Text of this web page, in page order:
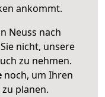
ankommt.
Neuss nach
nicht, unsere
zu nehmen.
noch, um Ihren
zu planen.